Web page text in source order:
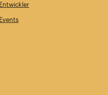
Entwickler
Events